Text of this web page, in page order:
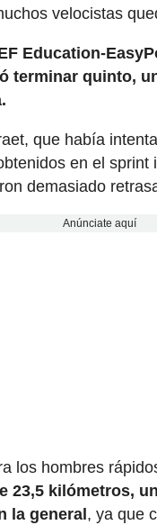
velocistas
Education-
terminar quinto,
que había
en el
demasiado
Anúnciate aquí
los hombres
23,5 kilómetros,
la general, ya que